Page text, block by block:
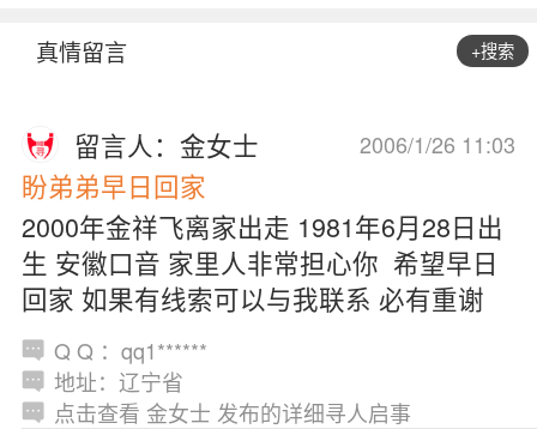
+搜索
真情留言
2006/1/26 11:03
留言人：金女士
盼弟弟早日回家
2000年金祥飞离家出走 1981年6月28日出
生 安徽口音 家里人非常担心你 希望早日
回家 如果有线索可以与我联系 必有重谢
Q Q ：qq1******
地址：辽宁省
点击查看 金女士 发布的详细寻人启事